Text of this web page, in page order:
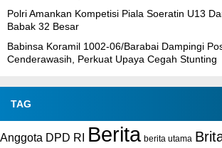
Polri Amankan Kompetisi Piala Soeratin U13
Babak 32 Besar
Babinsa Koramil 1002-06/Barabai Dampingi
Cenderawasih, Perkuat Upaya Cegah Stunting
TAG
Anggota DPD RI Berita berita utama